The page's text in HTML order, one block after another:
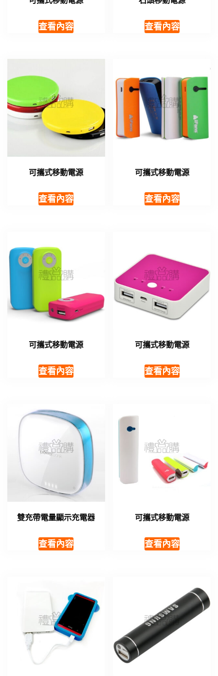
查看內容 查看內容
可攜式移動電源
查看內容
可攜式移動電源
查看內容
可攜式移動電源
查看內容
可攜式移動電源
查看內容
雙充帶電量顯示充電器
查看內容
可攜式移動電源
查看內容